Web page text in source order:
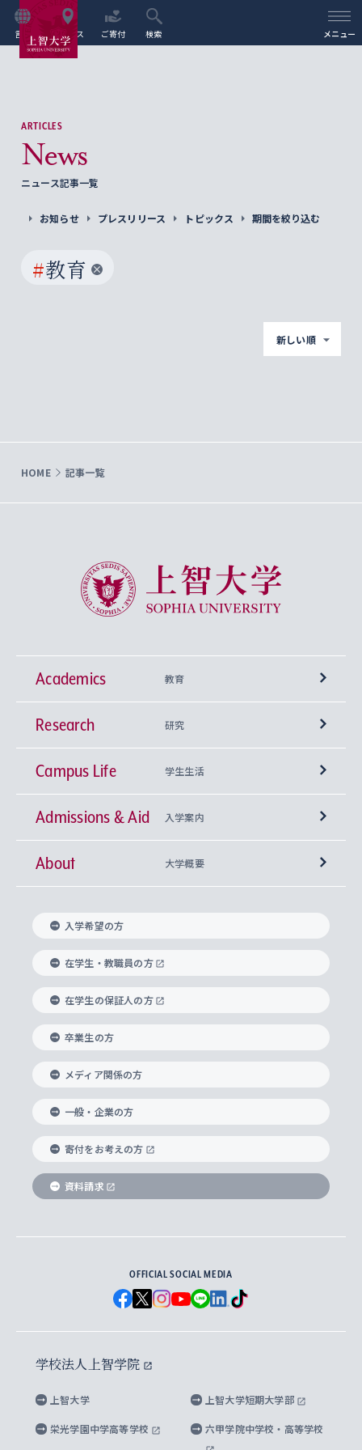
言語 アクセス ご寄付 検索 メニュー
ARTICLES
News
ニュース記事一覧
お知らせ プレスリリース トピックス 期間を絞り込む
#教育
新しい順
HOME 記事一覧
上智大学 Sophia University
Academics 教育
学部
神学部
文学部
総合人間科学部
経済学部
外国語学部
総合グローバル学部
国際教養学部
理工学部
Futures） – 持続可能な未来を考える６学科連携
興味から学科を探す
上智大学の全学共通教育
基盤教育センター
キリスト教人間学
身体知
思考と表現
データサイエンス
上智大学の語学教育
言語教育研究センター
上智大学のグローバル教育
グローバル教育センター
上智大学で学ぶ
海外で学ぶ
学びのサポート
大学院
神学研究科
実践宗教学研究科
総合人間科学研究科
経済学研究科
グローバル・スタディーズ研究科
助産学専攻科
生涯学習
Research 研究
研究所 等
キリスト教文化研究所
中世思想研究所
国際言語情報研究所
グローバル・コンサーン研究所
比較文化研究所
ヨーロッパ研究所
アジア文化研究所
アメリカ・カナダ研究所
メディア・ジャーナリズム研究所
水稀少社会研究センター
先進機械・構造材料イノベーションセンター
Sophia Open Research Weeks (SORW)
産官学連携
知的財産
研究支援制度
重点領域研究・自由課題研究
研究活動に関する法令・研究費の使用について
Campus Life 学生生活
学期区分と授業時間割
課外活動
課外教育プログラム
ボランティア活動
グローバルな学びのコミュニティ
学生の相談窓口
心身の健康相談
ハラスメント防止の取り組み
障がいのある学生への支援
キャリア形成サポート
キャリア形成支援プログラム
就職（内定先）・進路統計
企業の採用ご担当者様へのご案内
住まいのサポート
Admissions & Aid 入学案内
上智大学で取得できる学位
入れの方針）
科目等履修生
研究生・外国人特別研究生・国費留学生
交換留学生(海外大学から上智大学で学ぶ)
ノンディグリー生
Sophia Short-term Program受講生
学費・奨学金
学部入学前に出願する奨学金
国による高等教育の修学支援新制度
大学院生対象の奨学金
海外留学する際の費用と奨学金
About 大学概要
理事長・学長メッセージ
学長・副学長紹介
上智大学の精神
上智大学の理念
上智大学の沿革
ソフィア・アーカイブズ
上智大学とカトリック
グローバルエンゲージメント
上智大学を訪れた世界の知性
国連Weeks・アフリカWeeks
ダイバーシティ＆サステナビリティへの取り組み
上智大学公式ソーシャルメディア
学校法人上智学院について
数字で見る上智大学
上智大学のネットワーク
父母・保証人とのネットワーク
学外とのネットワーク
上智大学の出版物
上智大学大学案内・大学院案内
英文広報誌 SOPHIA magazine
上智大学のビジュアル・アイデンティティ
上智大学ビジュアル・アイデンティティ
上智大学校歌 ・上智大学学生歌
上智大学への取材・キャンパスでの撮影について
上智大学の公開情報
上智大学の教育研究活動等の情報公表
キャンパス案内
入学希望の方
在学生・教職員の方
在学生の保証人の方
卒業生の方
メディア関係の方
一般・企業の方
寄付をお考えの方
資料請求
OFFICIAL SOCIAL MEDIA
学校法人上智学院
上智大学 上智大学短期大学部
栄光学園中学高等学校 六甲学院中学校・高等学校